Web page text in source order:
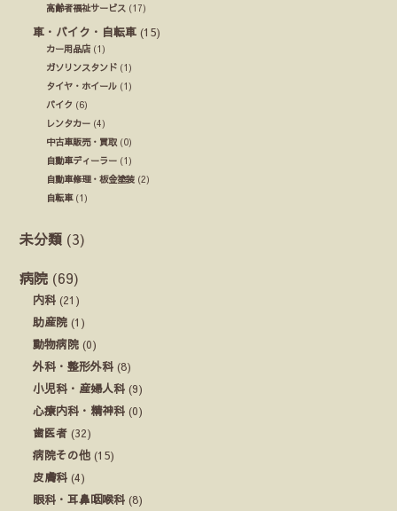
高齢者福祉サービス (17)
車・バイク・自転車 (15)
カー用品店 (1)
ガソリンスタンド (1)
タイヤ・ホイール (1)
バイク (6)
レンタカー (4)
中古車販売・買取 (0)
自動車ディーラー (1)
自動車修理・板金塗装 (2)
自転車(1)
未分類 (3)
病院 (69)
内科 (21)
助産院 (1)
動物病院 (0)
外科・整形外科 (8)
小児科・産婦人科 (9)
心療内科・精神科 (0)
歯医者 (32)
病院その他 (15)
皮膚科 (4)
眼科・耳鼻咽喉科 (8)